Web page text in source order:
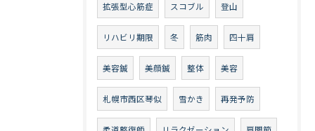
拡張型心筋症 スコブル 登山
リハビリ期限 冬 筋肉 四十肩
美容鍼 美顔鍼 整体 美容
札幌市西区琴似 雪かき 再発予防